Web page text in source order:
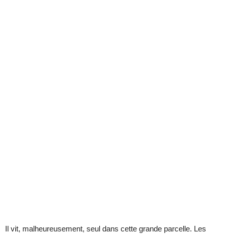
Il vit, malheureusement, seul dans cette grande parcelle. Les